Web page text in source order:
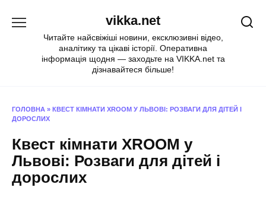
vikka.net
Читайте найсвіжіші новини, ексклюзивні відео,
аналітику та цікаві історії. Оперативна
інформація щодня — заходьте на VIKKA.net та
дізнавайтеся більше!
ГОЛОВНА » КВЕСТ КІМНАТИ XROOM У ЛЬВОВІ: РОЗВАГИ ДЛЯ ДІТЕЙ І
ДОРОСЛИХ
Квест кімнати XROOM у
Львові: Розваги для дітей і
дорослих